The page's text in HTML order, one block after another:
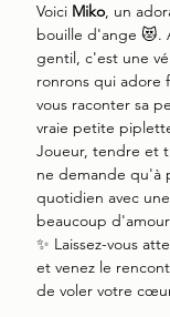
Voici Miko, un
bouille d'ange 😻.
gentil, c'est une
ronrons qui adore
vous raconter sa
vraie petite
Joueur, tendre et
ne demande qu'à
quotidien avec
beaucoup
✨ Laissez-vous
et venez le
de voler votre